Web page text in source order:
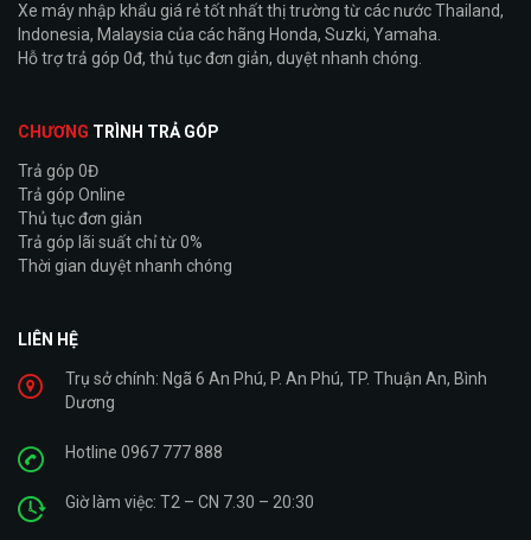
Xe máy nhập khẩu giá rẻ tốt nhất thị trường từ các nước Thailand,
Indonesia, Malaysia của các hãng Honda, Suzki, Yamaha.
Hỗ trợ trả góp 0đ, thủ tục đơn giản, duyệt nhanh chóng.
CHƯƠNG TRÌNH TRẢ GÓP
Trả góp 0Đ
Trả góp Online
Thủ tục đơn giản
Trả góp lãi suất chỉ từ 0%
Thời gian duyệt nhanh chóng
LIÊN HỆ
Trụ sở chính: Ngã 6 An Phú, P. An Phú, TP. Thuận An, Bình
Dương
Hotline 0967 777 888
Giờ làm việc: T2 – CN 7.30 – 20:30